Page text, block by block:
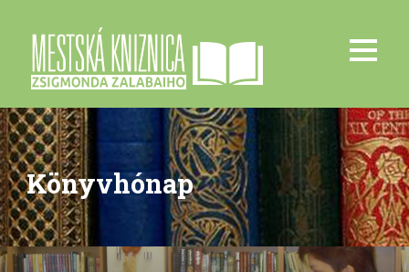
Könyvhónap